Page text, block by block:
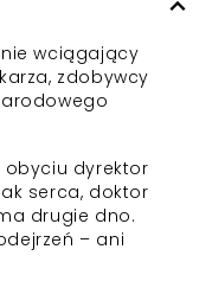
wciągający
zdobywcy
obyciu dyrektor
serca, doktor
drugie dno.
– ani